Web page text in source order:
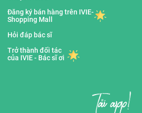
Đăng ký bán hàng trên IVIE-
Shopping Mall
Hỏi đáp bác sĩ
Trở thành đối tác
của IVIE - Bác sĩ ơi